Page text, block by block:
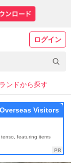
ログイン
ンドから探す
featuring items
Overseas Visitors